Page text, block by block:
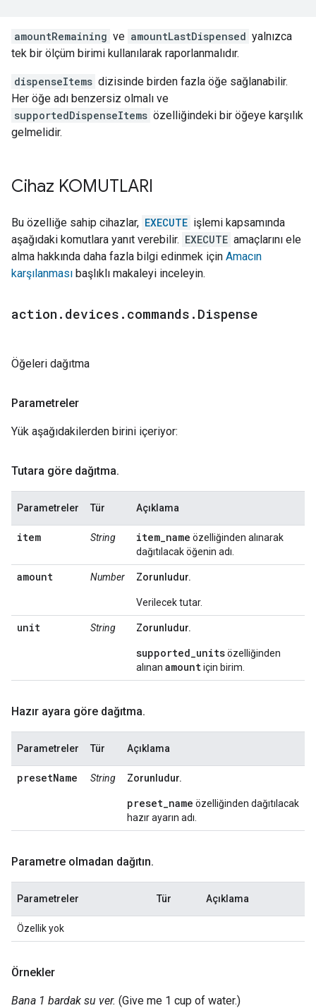
amountRemaining ve amountLastDispensed yalnızca
tek bir ölçüm birimi kullanılarak raporlanmalıdır.
dispenseItems dizisinde birden fazla öğe sağlanabilir.
Her öğe adı benzersiz olmalı ve
supportedDispenseItems özelliğindeki bir öğeye karşılık
gelmelidir.
Cihaz KOMUTLARI
Bu özelliğe sahip cihazlar, EXECUTE işlemi kapsamında
aşağıdaki komutlara yanıt verebilir. EXECUTE amaçlarını ele
alma hakkında daha fazla bilgi edinmek için Amacın
karşılanması başlıklı makaleyi inceleyin.
action . devices . commands . Dispense
Öğeleri dağıtma
Parametreler
Yük aşağıdakilerden birini içeriyor:
Tutara göre dağıtma.
Parametreler Tür Açıklama
item String item_name özelliğinden alınarak
dağıtılacak öğenin adı.
amount Number Zorunludur.
Verilecek tutar.
unit String Zorunludur.
supported_unitsözelliğinden
alınan amountiçin birim.
Hazır ayara göre dağıtma.
Parametreler Tür Açıklama
presetName String Zorunludur.
preset_name özelliğinden dağıtılacak
hazır ayarın adı.
Parametre olmadan dağıtın.
Parametreler Tür Açıklama
Özellik yok
Örnekler
Bana 1 bardak su ver. (Give me 1 cup of water.)